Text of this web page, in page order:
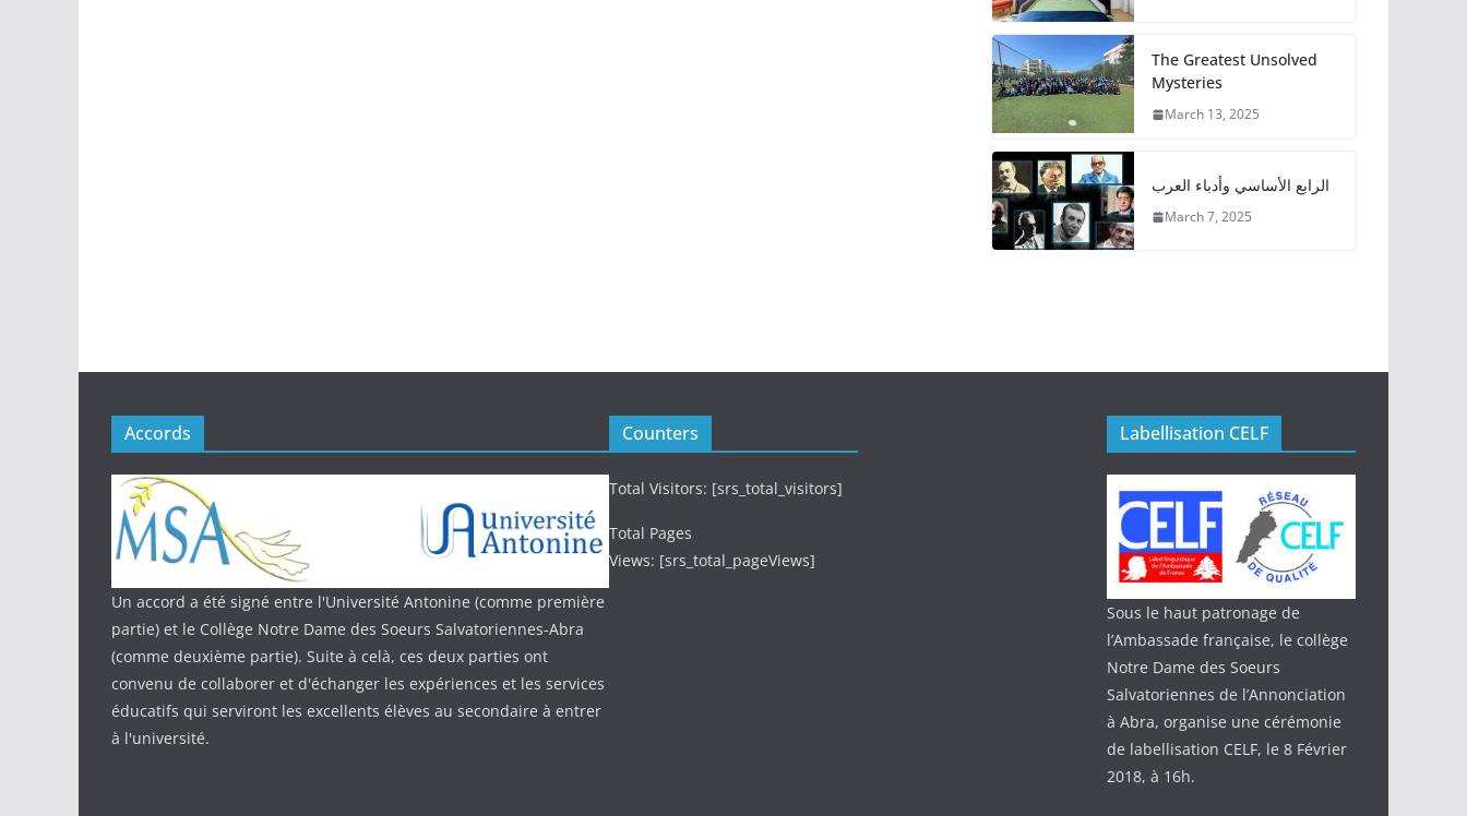
The Greatest Unsolved
Mysteries
March 13, 2025
الرابع الأساسي وأدباء العرب
March 7, 2025
Accords
Un accord a été signé entre l'Université Antonine (comme première
partie) et le Collège Notre Dame des Soeurs Salvatoriennes-Abra
(comme deuxième partie). Suite à celà, ces deux parties ont
convenu de collaborer et d'échanger les expériences et les services
éducatifs qui serviront les excellents élèves au secondaire à entrer
à l'université.
Counters
Total Visitors: [srs_total_visitors]
Total Pages
Views: [srs_total_pageViews]
Labellisation CELF
Sous le haut patronage de
l’Ambassade française, le collège
Notre Dame des Soeurs
Salvatoriennes de l’Annonciation
à Abra, organise une cérémonie
de labellisation CELF, le 8 Février
2018, à 16h.